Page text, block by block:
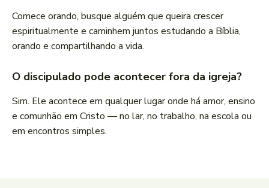
Comece orando, busque alguém que queira crescer
espiritualmente e caminhem juntos estudando a Bíblia,
orando e compartilhando a vida.
O discipulado pode acontecer fora da igreja?
Sim. Ele acontece em qualquer lugar onde há amor, ensino
e comunhão em Cristo — no lar, no trabalho, na escola ou
em encontros simples.